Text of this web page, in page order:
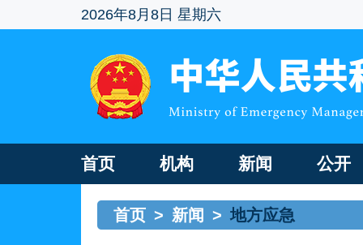
2026年8月8日 星期六
首页 机构 新闻 公开
首页 > 新闻 > 地方应急